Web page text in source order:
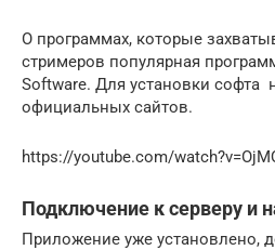
О программах, которые
стримеров популярная
Software. Для установки софта
официальных сайтов.
https://youtube.com/
Подключение к серверу и
Приложение уже установлено,